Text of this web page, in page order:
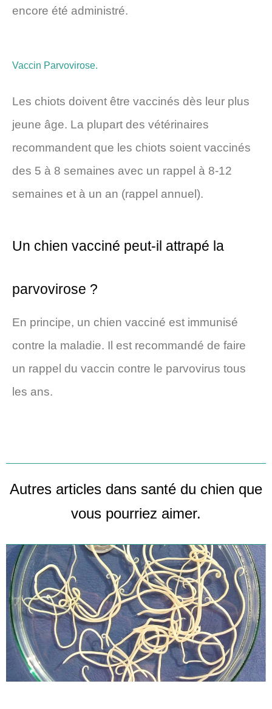
encore été administré.
Vaccin Parvovirose.
Les chiots doivent être vaccinés dès leur plus
jeune âge. La plupart des vétérinaires
recommandent que les chiots soient vaccinés
des 5 à 8 semaines avec un rappel à 8-12
semaines et à un an (rappel annuel).
Un chien vacciné peut-il attrapé la
parvovirose ?
En principe, un chien vacciné est immunisé
contre la maladie. Il est recommandé de faire
un rappel du vaccin contre le parvovirus tous
les ans.
Autres articles dans santé du chien que
vous pourriez aimer.